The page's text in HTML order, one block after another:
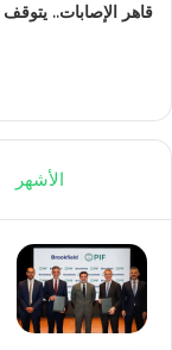
قاهر الإصابات.. يتوقف
الأشهر